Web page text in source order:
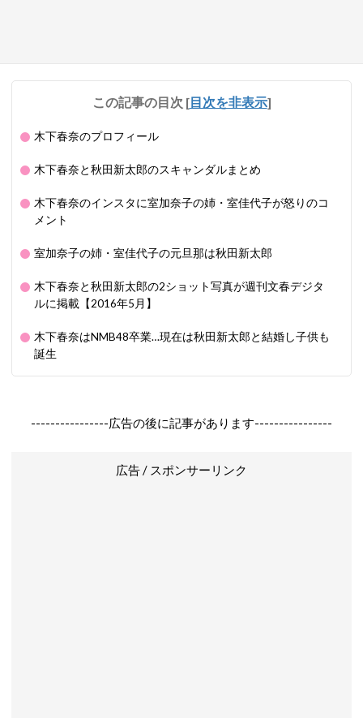
この記事の目次 [目次を非表示]
木下春奈のプロフィール
木下春奈と秋田新太郎のスキャンダルまとめ
木下春奈のインスタに室加奈子の姉・室佳代子が怒りのコ
メント
室加奈子の姉・室佳代子の元旦那は秋田新太郎
木下春奈と秋田新太郎の2ショット写真が週刊文春デジタ
ルに掲載【2016年5月】
木下春奈はNMB48卒業…現在は秋田新太郎と結婚し子供も
誕生
----------------広告の後に記事があります----------------
広告 / スポンサーリンク